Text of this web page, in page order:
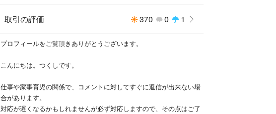
取引の評価 370 0 1
プロフィールをご覧頂きありがとうございます。
こんにちは。つくしです。
仕事や家事育児の関係で、コメントに対してすぐに返信が出来ない場
合があります。
対応が遅くなるかもしれませんが必ず対応しますので、その点はご了